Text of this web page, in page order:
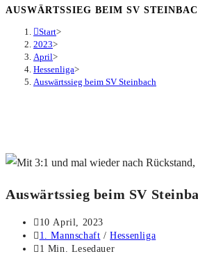
AUSWÄRTSSIEG BEIM SV
Start>
2023>
April>
Hessenliga>
Auswärtssieg beim SV Steinbach
Auswärtssieg beim SV
10 April, 2023
1. Mannschaft / Hessenliga
1 Min. Lesedauer